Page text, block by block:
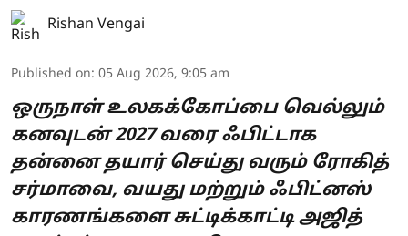
Rishan Vengai
Published on: 05 Aug 2026, 9:05 am
ஒருநாள் உலகக்கோப்பை வெல்லும்
கனவுடன் 2027 வரை ஃபிட்டாக
தன்னை தயார் செய்து வரும் ரோகித்
சர்மாவை, வயது மற்றும் ஃபிட்னஸ்
காரணங்களை சுட்டிக்காட்டி அஜித்